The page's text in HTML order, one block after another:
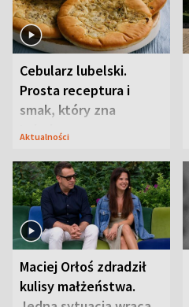
Cebularz lubelski.
Prosta receptura i
smak, który zna
Lubelszczyzna
Aktualności
Maciej Orłoś zdradził
kulisy małżeństwa.